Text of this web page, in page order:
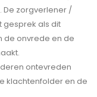
De zorgverlener /
gesprek als dit
de onvrede en de
ontevreden
klachtenfolder en de